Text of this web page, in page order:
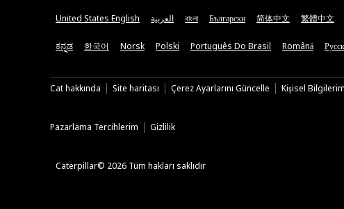
United States English العربية বাংলা Български 简体中文 繁體中文
ಕನ್ನಡ 한국어 Norsk Polski Português Do Brasil Română
Cat hakkında Site haritası Çerez Ayarlarını Güncelle Kişisel
Pazarlama Tercihlerim Gizlilik
Caterpillar© 2026 Tüm hakları saklıdır